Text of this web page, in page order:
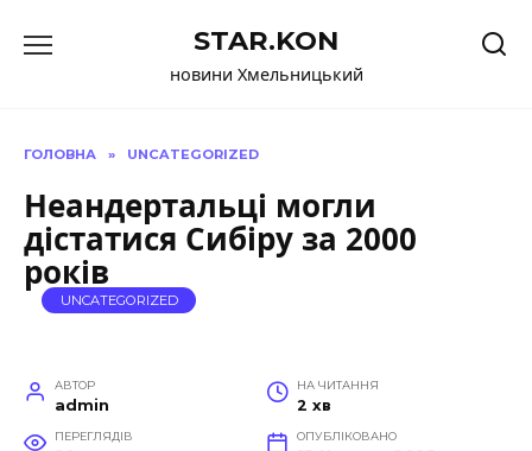
до
STAR.KON
новини Хмельницький
ГОЛОВНА » UNCATEGORIZED
Неандертальці могли
дістатися Сибіру за 2000
років
UNCATEGORIZED
АВТОР
admin
НА ЧИТАННЯ
2 хв
ПЕРЕГЛЯДІВ ОПУБЛІКОВАНО